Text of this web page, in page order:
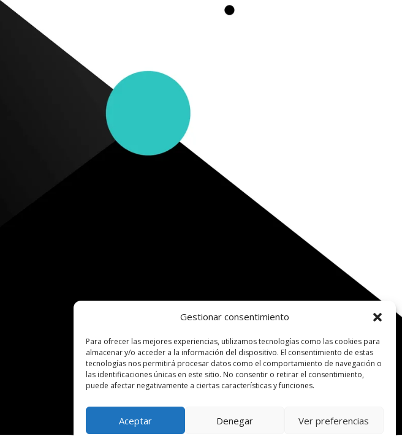
Gestionar consentimiento
Para ofrecer las mejores experiencias, utilizamos tecnologías como las cookies para
almacenar y/o acceder a la información del dispositivo. El consentimiento de estas
tecnologías nos permitirá procesar datos como el comportamiento de navegación o
las identificaciones únicas en este sitio. No consentir o retirar el consentimiento,
puede afectar negativamente a ciertas características y funciones.
Aceptar Denegar Ver preferencias